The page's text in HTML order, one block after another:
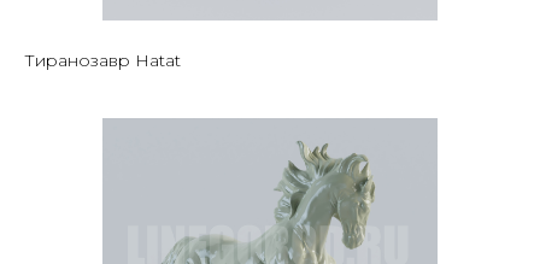
Тиранозавр Hatat